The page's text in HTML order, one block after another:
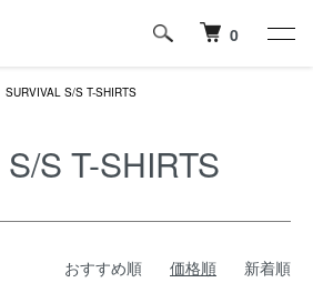
0
SURVIVAL S/S T-SHIRTS
S T-SHIRTS
おすすめ順 価格順 新着順